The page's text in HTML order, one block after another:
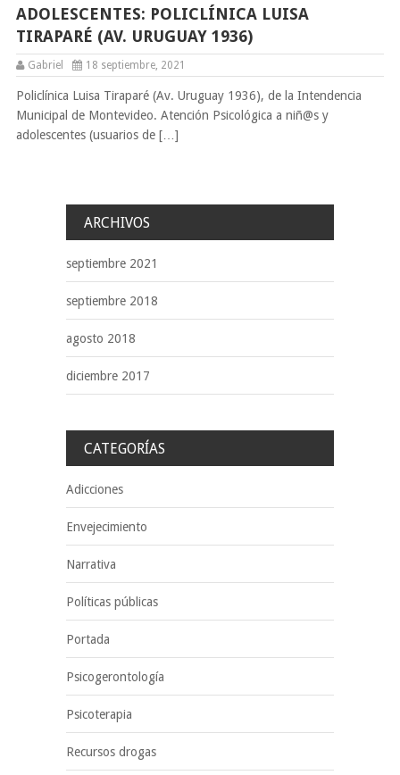
ADOLESCENTES: POLICLÍNICA LUISA
TIRAPARÉ (AV. URUGUAY 1936)
Gabriel 18 septiembre, 2021
Policlínica Luisa Tiraparé (Av. Uruguay 1936), de la Intendencia
Municipal de Montevideo. Atención Psicológica a niñ@s y
adolescentes (usuarios de […]
ARCHIVOS
septiembre 2021
septiembre 2018
agosto 2018
diciembre 2017
CATEGORÍAS
Adicciones
Envejecimiento
Narrativa
Políticas públicas
Portada
Psicogerontología
Psicoterapia
Recursos drogas